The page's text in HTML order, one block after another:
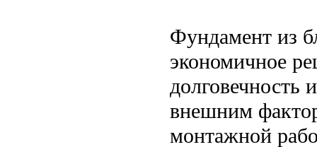
Фундамент из
экономичное
долговечность
внешним
монтажной